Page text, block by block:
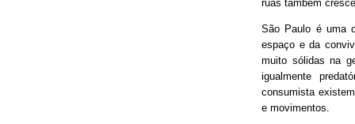
ruas também
São Paulo é uma
espaço e da
muito sólidas na
igualmente
consumista
e movimentos.